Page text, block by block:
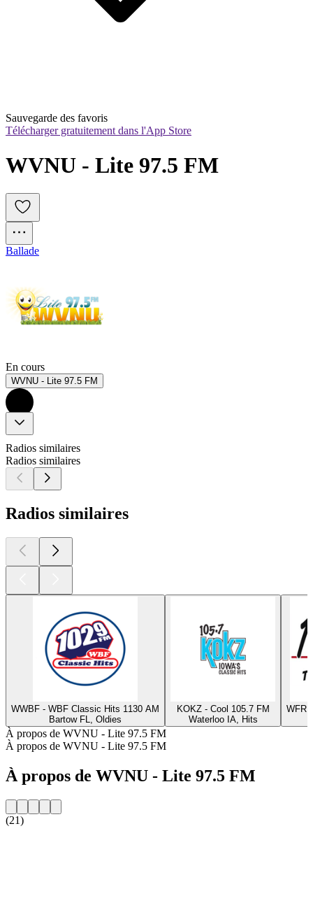
Sauvegarde des favoris
Télécharger gratuitement dans l'App Store
WVNU - Lite 97.5 FM
Ballade
En cours
WVNU - Lite 97.5 FM
Radios similaires
Radios similaires
Radios similaires
WWBF - WBF Classic Hits 1130 AM
Bartow FL, Oldies
KOKZ - Cool 105.7 FM
Waterloo IA, Hits
À propos de WVNU - Lite 97.5 FM
À propos de WVNU - Lite 97.5 FM
À propos de WVNU - Lite 97.5 FM
(21)